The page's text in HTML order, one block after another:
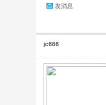
发消息
jc666